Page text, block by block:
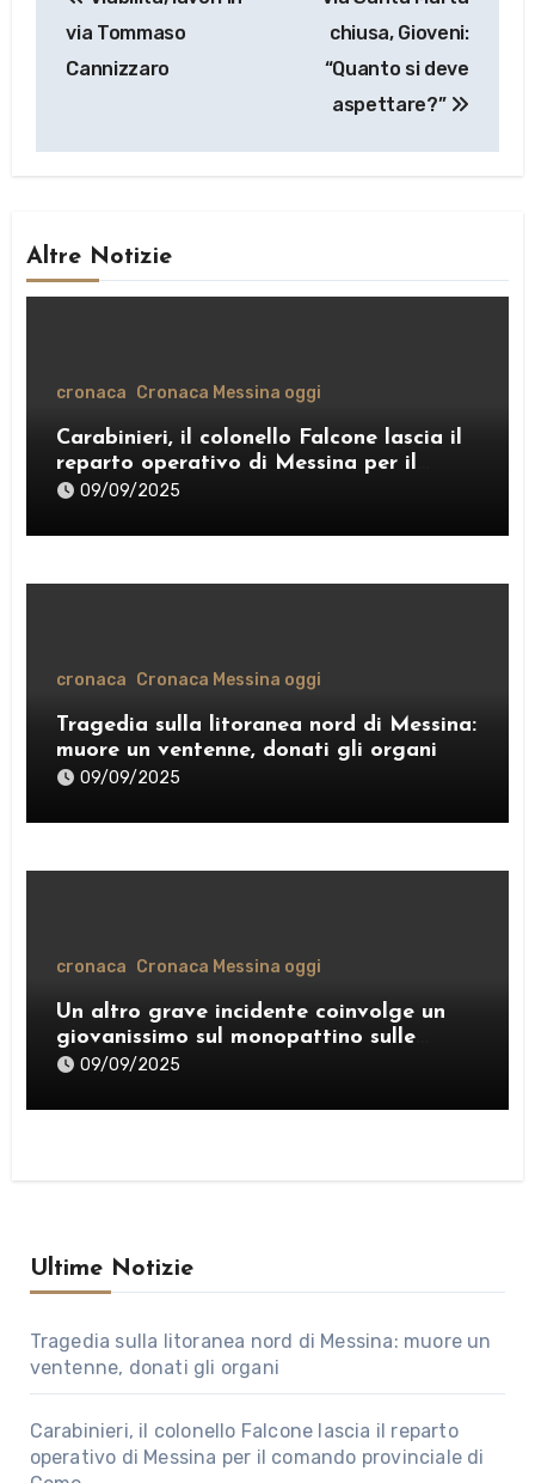
articoli
via Tommaso
Cannizzaro
chiusa, Gioveni:
“Quanto si deve
aspettare?”
Altre Notizie
cronaca Cronaca Messina oggi
Carabinieri, il colonello Falcone lascia il
reparto operativo di Messina per il
comando provinciale di Como
09/09/2025
cronaca Cronaca Messina oggi
Tragedia sulla litoranea nord di Messina:
muore un ventenne, donati gli organi
09/09/2025
cronaca Cronaca Messina oggi
Un altro grave incidente coinvolge un
giovanissimo sul monopattino sulle
strade di Messina
09/09/2025
Ultime Notizie
Tragedia sulla litoranea nord di Messina: muore un
ventenne, donati gli organi
Carabinieri, il colonello Falcone lascia il reparto
operativo di Messina per il comando provinciale di